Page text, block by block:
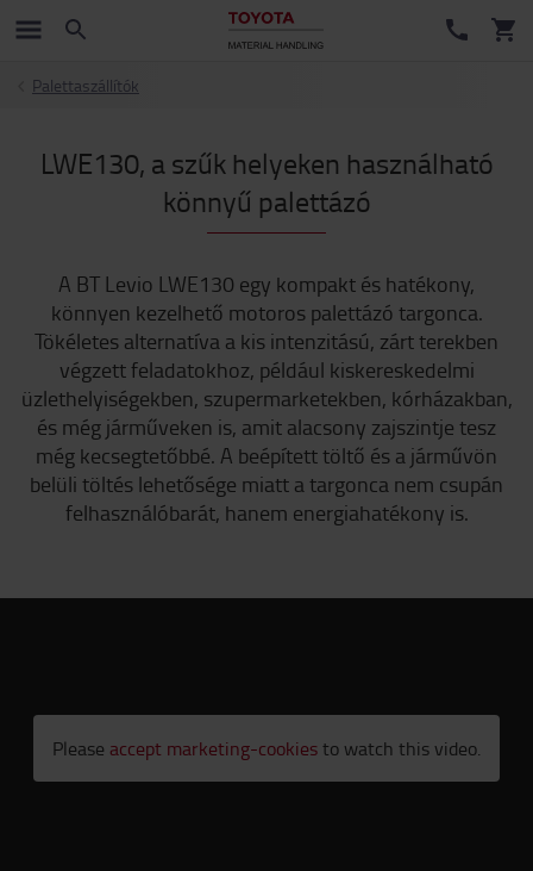
Palettaszállítók
LWE130, a szűk helyeken használható
könnyű palettázó
A BT Levio LWE130 egy kompakt és hatékony,
könnyen kezelhető motoros palettázó targonca.
Tökéletes alternatíva a kis intenzitású, zárt terekben
végzett feladatokhoz, például kiskereskedelmi
üzlethelyiségekben, szupermarketekben, kórházakban,
és még járműveken is, amit alacsony zajszintje tesz
még kecsegtetőbbé. A beépített töltő és a járművön
belüli töltés lehetősége miatt a targonca nem csupán
felhasználóbarát, hanem energiahatékony is.
Please accept marketing-cookiesto watch this video.